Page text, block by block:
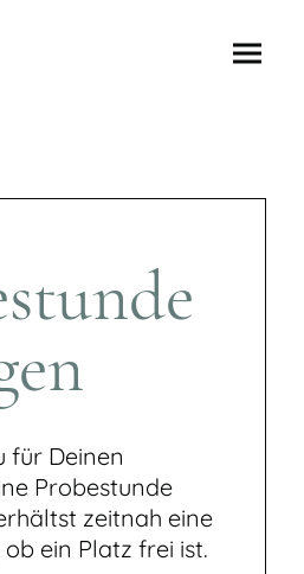
für Deinen
Probestunde
zeitnah eine
ein Platz frei ist.